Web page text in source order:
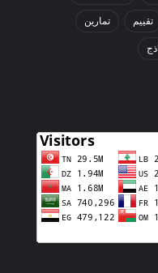
تقييم تمارين